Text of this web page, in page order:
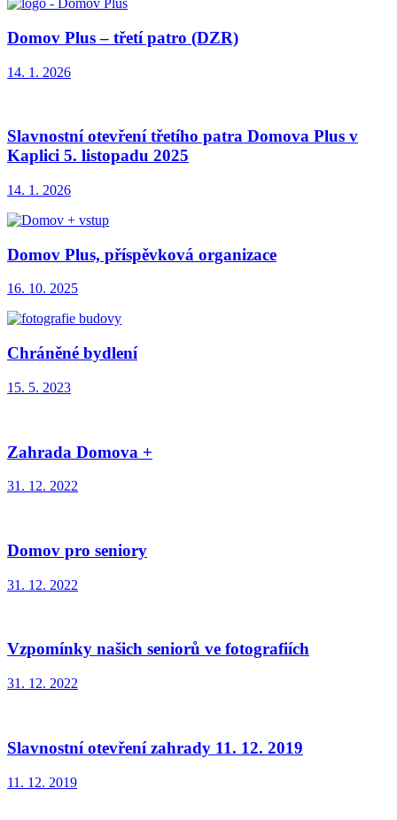
Domov Plus – třetí patro (DZR)
14. 1. 2026
Slavnostní otevření třetího patra Domova Plus v
Kaplici 5. listopadu 2025
14. 1. 2026
Domov Plus, příspěvková organizace
16. 10. 2025
Chráněné bydlení
15. 5. 2023
Zahrada Domova +
31. 12. 2022
Domov pro seniory
31. 12. 2022
Vzpomínky našich seniorů ve fotografiích
31. 12. 2022
Slavnostní otevření zahrady 11. 12. 2019
11. 12. 2019